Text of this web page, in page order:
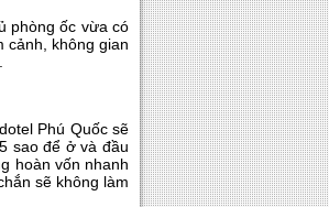
phòng ốc vừa có
cảnh, không gian
Phú Quốc sẽ
sao để ở và đầu
hoàn vốn nhanh
sẽ không làm